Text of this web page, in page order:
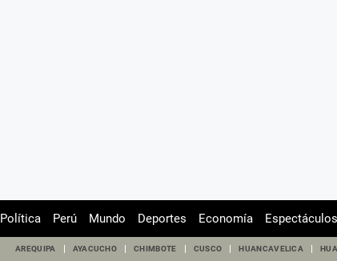
Política Perú Mundo Deportes Economía Espectáculos
AREQUIPA AYACUCHO CHIMBOTE CUSCO HUANCAVELICA